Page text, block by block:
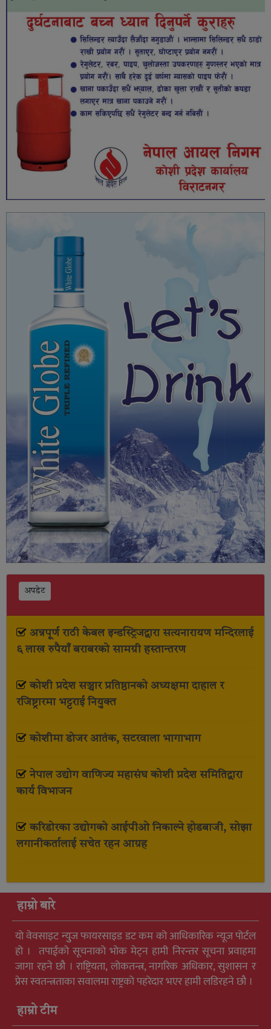
अपडेट
अन्नपूर्ण राठी केबल इन्डस्ट्रिजद्वारा सत्यनारायण मन्दिरलाई
६ लाख रुपैयाँ बराबरको सामग्री हस्तान्तरण
कोशी प्रदेश सञ्चार प्रतिष्ठानको अध्यक्षमा दाहाल र
रजिष्ट्रारमा भट्टराई नियुक्त
कोशीमा डोजर आतंक, सटरवाला भागाभाग
नेपाल उद्योग वाणिज्य महासंघ कोशी प्रदेश समितिद्वारा
कार्य विभाजन
करिडोरका उद्योगको आईपीओ निकाल्ने होडबाजी, सोझा
लगानीकर्तालाई सचेत रहन आग्रह
हाम्रो बारे
यो वेवसाइट न्युुज फायरसाइड डट कम को आधिकारिक न्यूज पोर्टल
हो । तपाईको सूचनाको भोक मेट्न हामी निरन्तर सूचना प्रवाहमा
जागा रहने छौ । राष्ट्रियता, लोकतन्त्र, नागरिक अधिकार, सुशासन र
प्रेस स्वतन्त्रताका सवालमा राष्ट्रको पहरेदार भएर हामी लडिरहने छौ ।
हाम्रो टीम